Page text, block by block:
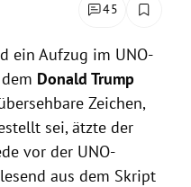
45
ein Aufzug im UNO-
Donald Trump
Zeichen,
sei, ätzte der
vor der UNO-
aus dem Skript